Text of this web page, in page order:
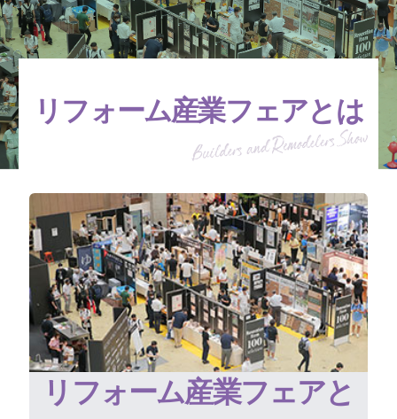
リフォーム産業フェアとは
リフォーム産業フェアと